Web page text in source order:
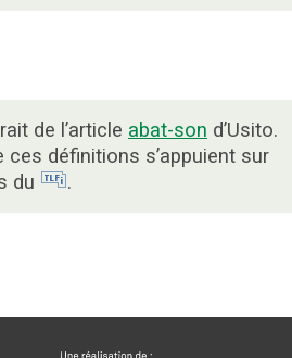
de l’article abat-son d’Usito.
ces définitions s’appuient sur
du
.